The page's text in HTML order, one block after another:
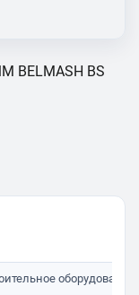
BELMASH BS
оборудование